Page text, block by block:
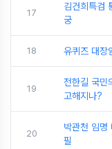
17
김건희특검
궁
18 유퀴즈 대장
19
전한길 국민
고해지나?
20
박관천 임명
필